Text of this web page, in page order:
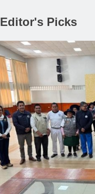
Editor's Picks
REGIONAL